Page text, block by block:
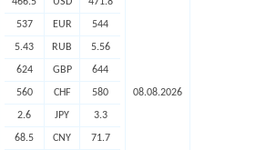
537 EUR 544
5.43 RUB 5.56
624 GBP 644
560 CHF 580
2.6 JPY 3.3
68.5 CNY 71.7
08.08.2026